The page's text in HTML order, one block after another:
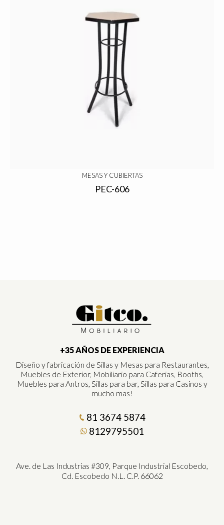
MESAS Y CUBIERTAS
PEC-606
+35 AÑOS DE EXPERIENCIA
Diseño y fabricación de Sillas y Mesas para Restaurantes,
Muebles de Exterior, Mobiliario para Caferias, Booths,
Muebles para Antros, Sillas para bar, Sillas para Casinos y
mucho mas!
81 3674 5874
8129795501
Ave. de Las Industrias #309, Parque Industrial Escobedo,
Cd. Escobedo N.L. C.P. 66062